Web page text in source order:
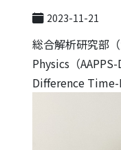
2023-11-21
総合解析研究部
Physics（
Difference Time-